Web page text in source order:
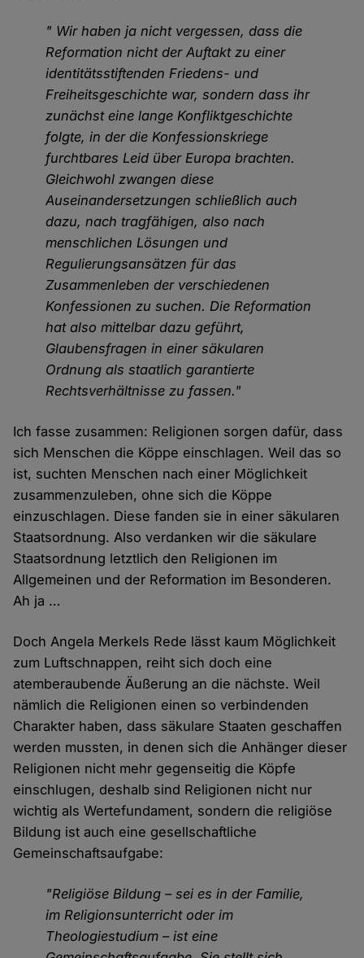
" Wir haben ja nicht vergessen, dass die
Reformation nicht der Auftakt zu einer
identitätsstiftenden Friedens- und
Freiheitsgeschichte war, sondern dass ihr
zunächst eine lange Konfliktgeschichte
folgte, in der die Konfessionskriege
furchtbares Leid über Europa brachten.
Gleichwohl zwangen diese
Auseinandersetzungen schließlich auch
dazu, nach tragfähigen, also nach
menschlichen Lösungen und
Regulierungsansätzen für das
Zusammenleben der verschiedenen
Konfessionen zu suchen. Die Reformation
hat also mittelbar dazu geführt,
Glaubensfragen in einer säkularen
Ordnung als staatlich garantierte
Rechtsverhältnisse zu fassen."
Ich fasse zusammen: Religionen sorgen dafür, dass
sich Menschen die Köppe einschlagen. Weil das so
ist, suchten Menschen nach einer Möglichkeit
zusammenzuleben, ohne sich die Köppe
einzuschlagen. Diese fanden sie in einer säkularen
Staatsordnung. Also verdanken wir die säkulare
Staatsordnung letztlich den Religionen im
Allgemeinen und der Reformation im Besonderen.
Ah ja …
Doch Angela Merkels Rede lässt kaum Möglichkeit
zum Luftschnappen, reiht sich doch eine
atemberaubende Äußerung an die nächste. Weil
nämlich die Religionen einen so verbindenden
Charakter haben, dass säkulare Staaten geschaffen
werden mussten, in denen sich die Anhänger dieser
Religionen nicht mehr gegenseitig die Köpfe
einschlugen, deshalb sind Religionen nicht nur
wichtig als Wertefundament, sondern die religiöse
Bildung ist auch eine gesellschaftliche
Gemeinschaftsaufgabe:
"Religiöse Bildung – sei es in der Familie,
im Religionsunterricht oder im
Theologiestudium – ist eine